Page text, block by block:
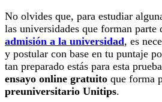
No olvides que, para estudiar
las universidades que forman parte
admisión a la universidad, es
y postular con base en tu puntaje
tan preparado estás para esta
ensayo online gratuito que forma
preuniversitario Unitips.